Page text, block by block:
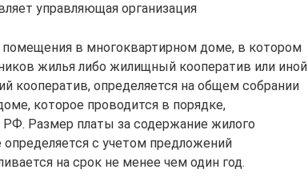
управляющая организация
в многоквартирном доме, в котором
жилья либо жилищный кооператив или иной
кооператив, определяется на общем собрании
которое проводится в порядке,
Размер платы за содержание жилого
с учетом предложений
на срок не менее чем один год.